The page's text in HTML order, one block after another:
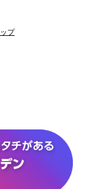
プ